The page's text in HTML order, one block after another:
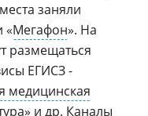
заняли
«Мегафон». На
размещаться
ЕГИСЗ -
медицинская
» и др. Каналы